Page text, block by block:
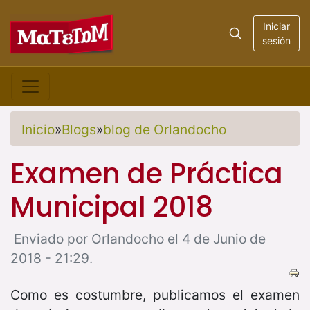
Iniciar
sesión
Inicio»Blogs»blog de Orlandocho
Examen de Práctica
Municipal 2018
Enviado por Orlandocho el 4 de Junio de
2018 - 21:29.
Como es costumbre, publicamos el examen